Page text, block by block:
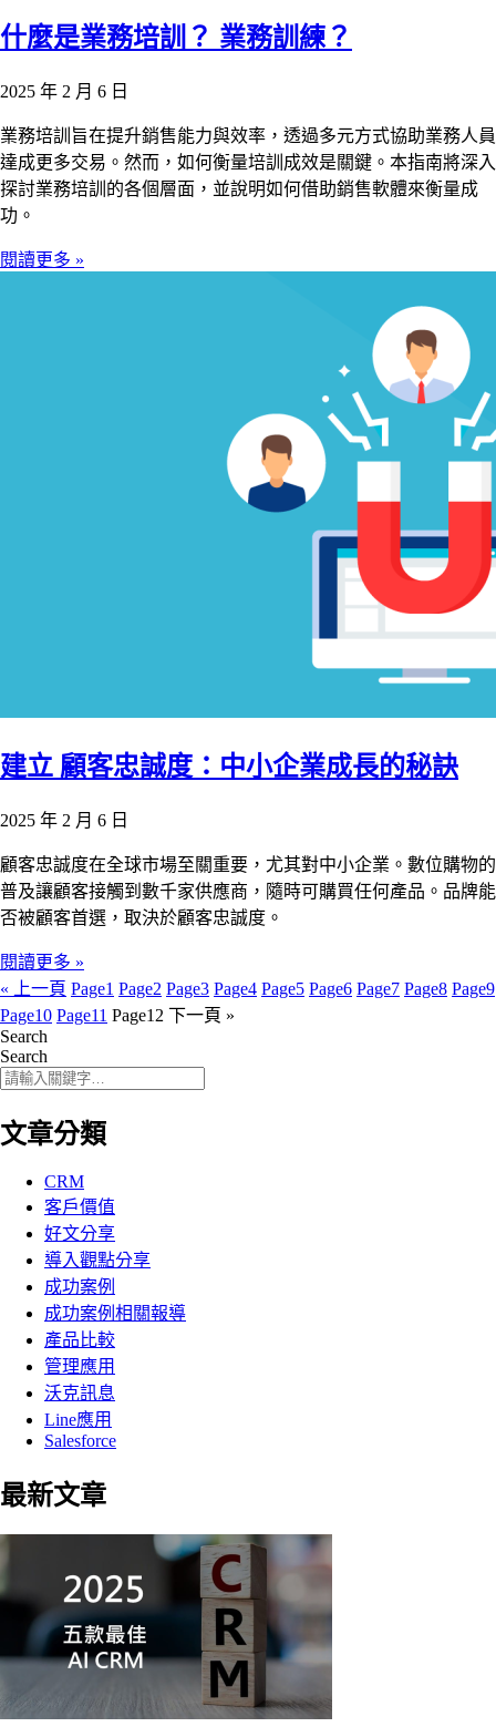
什麼是業務培訓？ 業務訓練？
2025 年 2 月 6 日
業務培訓旨在提升銷售能力與效率，透過多元方式協助業務人員
達成更多交易。然而，如何衡量培訓成效是關鍵。本指南將深入
探討業務培訓的各個層面，並說明如何借助銷售軟體來衡量成
功。
閱讀更多 »
建立 顧客忠誠度：中小企業成長的秘訣
2025 年 2 月 6 日
顧客忠誠度在全球市場至關重要，尤其對中小企業。數位購物的
普及讓顧客接觸到數千家供應商，隨時可購買任何產品。品牌能
否被顧客首選，取決於顧客忠誠度。
閱讀更多 »
« 上一頁 Page1 Page2 Page3 Page4 Page5 Page6 Page7 Page8 Page9
Page10 Page11 Page12 下一頁 »
Search
Search
文章分類
CRM
客戶價值
好文分享
導入觀點分享
成功案例
成功案例相關報導
產品比較
管理應用
沃克訊息
Line應用
Salesforce
最新文章